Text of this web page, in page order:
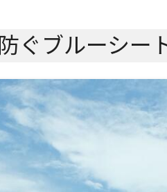
ぐブルーシー